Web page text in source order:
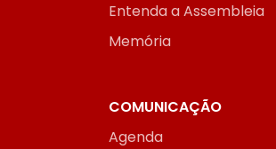
Entenda a Assembleia
Memória
COMUNICAÇÃO
Agenda